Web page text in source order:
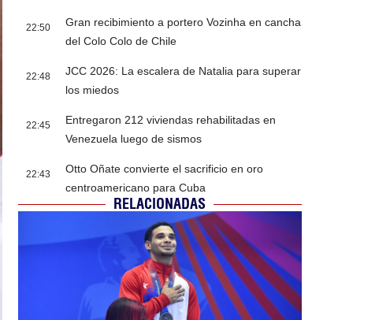
22:50
Gran recibimiento a portero Vozinha en cancha
del Colo Colo de Chile
22:48
JCC 2026: La escalera de Natalia para superar
los miedos
22:45
Entregaron 212 viviendas rehabilitadas en
Venezuela luego de sismos
22:43
Otto Oñate convierte el sacrificio en oro
centroamericano para Cuba
RELACIONADAS